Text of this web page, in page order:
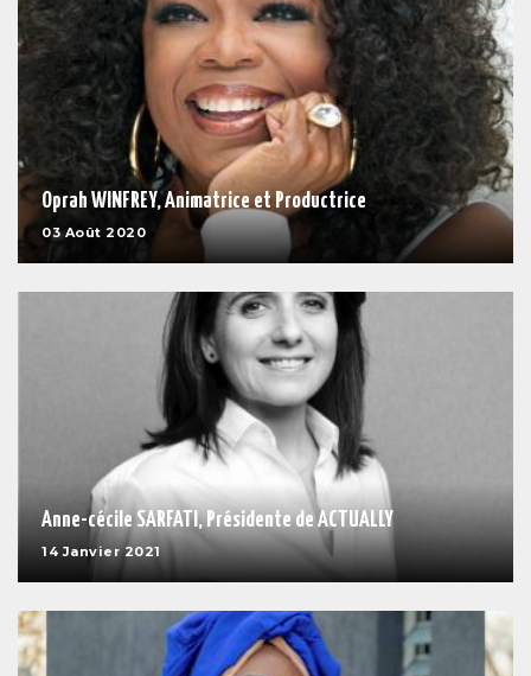
Oprah WINFREY, Animatrice et Productrice
03 Août 2020
Anne-cécile SARFATI, Présidente de ACTUALLY
14 Janvier 2021